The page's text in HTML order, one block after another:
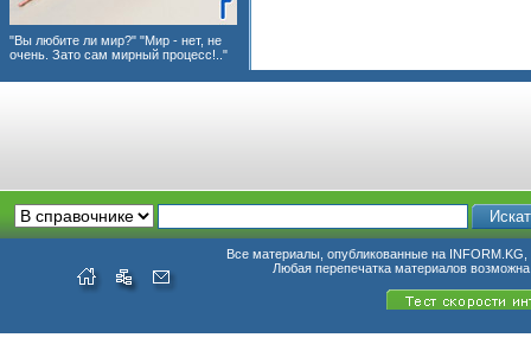
"Вы любите ли мир?" "Мир - нет, не
очень. Зато сам мирный процесс!.."
Все материалы, опубликованные на INFORM.KG,
Любая перепечатка материалов